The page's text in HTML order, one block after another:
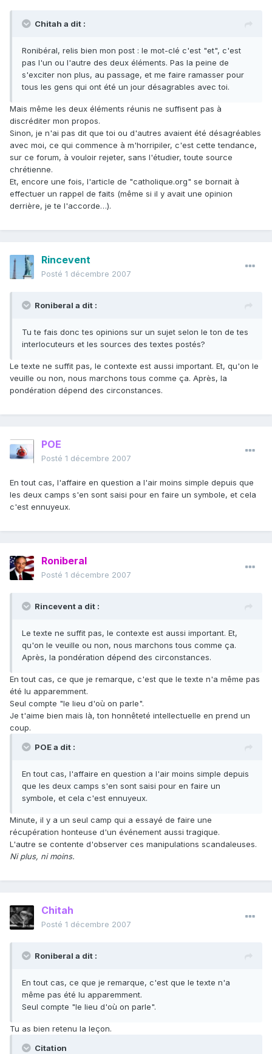
Chitah a dit :
Ronibéral, relis bien mon post : le mot-clé c'est "et", c'est
pas l'un ou l'autre des deux éléments. Pas la peine de
s'exciter non plus, au passage, et me faire ramasser pour
tous les gens qui ont été un jour désagrables avec toi.
Mais même les deux éléments réunis ne suffisent pas à
discréditer mon propos.
Sinon, je n'ai pas dit que toi ou d'autres avaient été désagréables
avec moi, ce qui commence à m'horripiler, c'est cette tendance,
sur ce forum, à vouloir rejeter, sans l'étudier, toute source
chrétienne.
Et, encore une fois, l'article de "catholique.org" se bornait à
effectuer un rappel de faits (même si il y avait une opinion
derrière, je te l'accorde…).
Rincevent
Posté 1 décembre 2007
Roniberal a dit :
Tu te fais donc tes opinions sur un sujet selon le ton de tes
interlocuteurs et les sources des textes postés?
Le texte ne suffit pas, le contexte est aussi important. Et, qu'on le
veuille ou non, nous marchons tous comme ça. Après, la
pondération dépend des circonstances.
POE
Posté 1 décembre 2007
En tout cas, l'affaire en question a l'air moins simple depuis que
les deux camps s'en sont saisi pour en faire un symbole, et cela
c'est ennuyeux.
Roniberal
Posté 1 décembre 2007
Rincevent a dit :
Le texte ne suffit pas, le contexte est aussi important. Et,
qu'on le veuille ou non, nous marchons tous comme ça.
Après, la pondération dépend des circonstances.
En tout cas, ce que je remarque, c'est que le texte n'a même pas
été lu apparemment.
Seul compte "le lieu d'où on parle".
Je t'aime bien mais là, ton honnêteté intellectuelle en prend un
coup.
POE a dit :
En tout cas, l'affaire en question a l'air moins simple depuis
que les deux camps s'en sont saisi pour en faire un
symbole, et cela c'est ennuyeux.
Minute, il y a un seul camp qui a essayé de faire une
récupération honteuse d'un événement aussi tragique.
L'autre se contente d'observer ces manipulations scandaleuses.
Ni plus, ni moins.
Chitah
Posté 1 décembre 2007
Roniberal a dit :
En tout cas, ce que je remarque, c'est que le texte n'a
même pas été lu apparemment.
Seul compte "le lieu d'où on parle".
Tu as bien retenu la leçon.
Citation